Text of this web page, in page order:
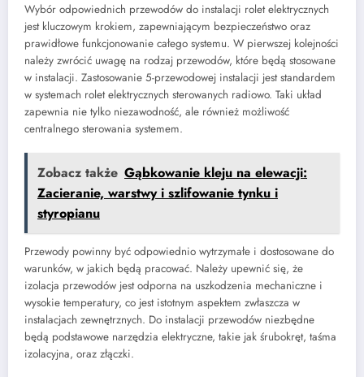
Wybór odpowiednich przewodów do instalacji rolet elektrycznych
jest kluczowym krokiem, zapewniającym bezpieczeństwo oraz
prawidłowe funkcjonowanie całego systemu. W pierwszej kolejności
należy zwrócić uwagę na rodzaj przewodów, które będą stosowane
w instalacji. Zastosowanie 5-przewodowej instalacji jest standardem
w systemach rolet elektrycznych sterowanych radiowo. Taki układ
zapewnia nie tylko niezawodność, ale również możliwość
centralnego sterowania systemem.
Zobacz także Gąbkowanie kleju na elewacji:
Zacieranie, warstwy i szlifowanie tynku i
styropianu
Przewody powinny być odpowiednio wytrzymałe i dostosowane do
warunków, w jakich będą pracować. Należy upewnić się, że
izolacja przewodów jest odporna na uszkodzenia mechaniczne i
wysokie temperatury, co jest istotnym aspektem zwłaszcza w
instalacjach zewnętrznych. Do instalacji przewodów niezbędne
będą podstawowe narzędzia elektryczne, takie jak śrubokręt, taśma
izolacyjna, oraz złączki.